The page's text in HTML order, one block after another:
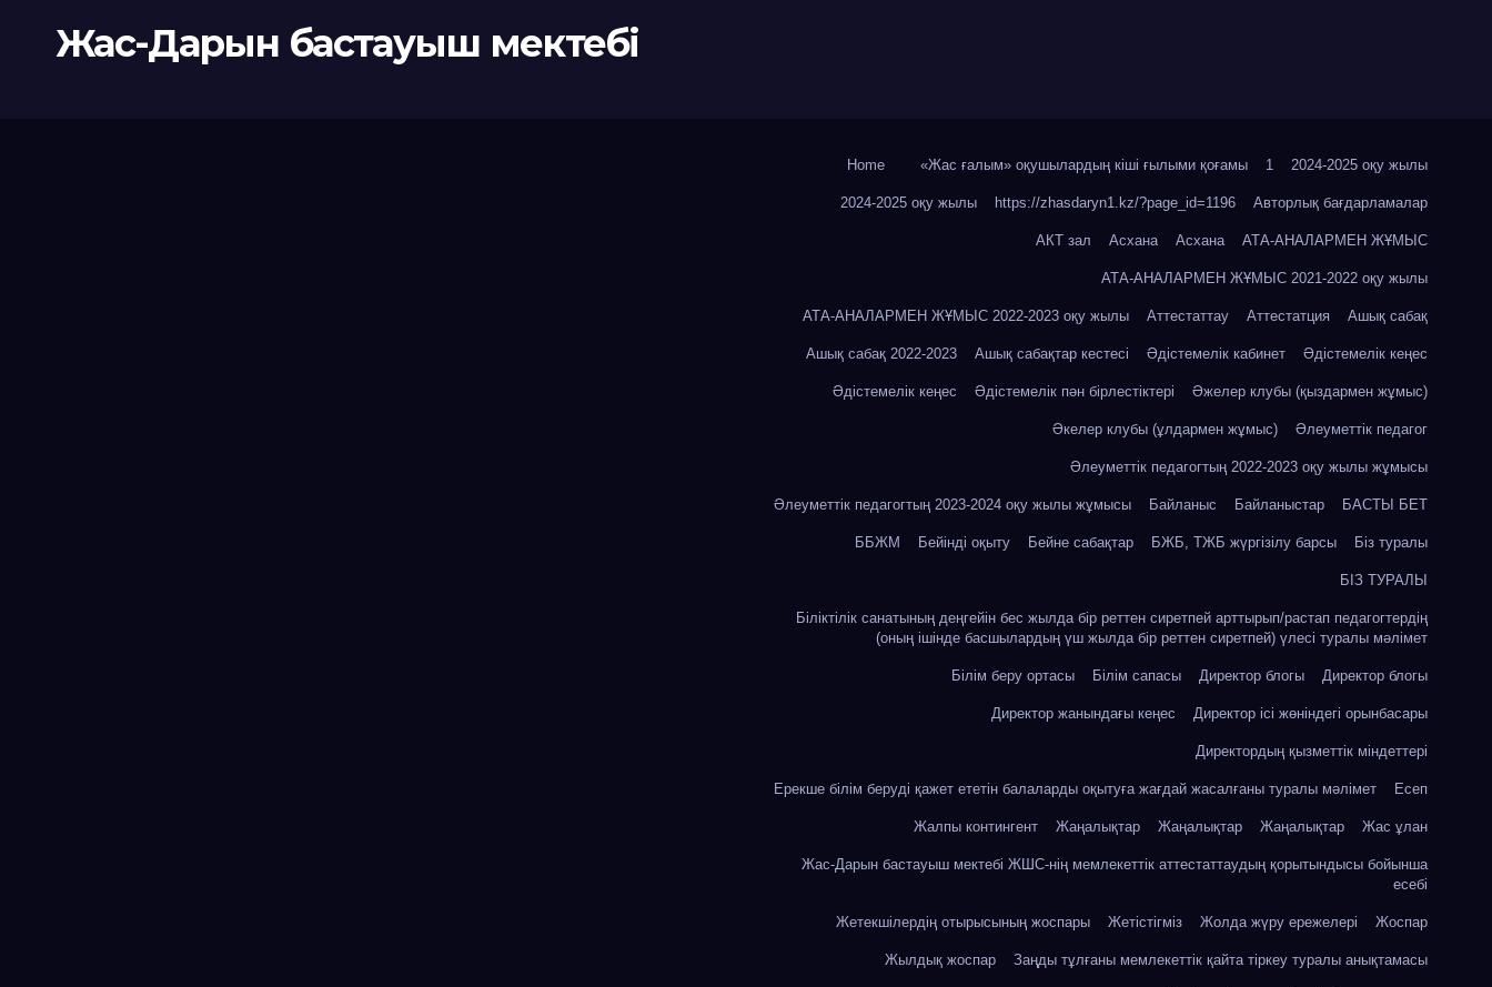
Жас-Дарын бастауыш мектебі
Home «Жас ғалым» оқушылардың кіші ғылыми қоғамы 1 2024-2025 оқу жылы
2024-2025 оқу жылы https://zhasdaryn1.kz/?page_id=1196 Авторлық бағдарламалар
АКТ зал Асхана Асхана АТА-АНАЛАРМЕН ЖҰМЫС
АТА-АНАЛАРМЕН ЖҰМЫС 2021-2022 оқу жылы
АТА-АНАЛАРМЕН ЖҰМЫС 2022-2023 оқу жылы Аттестаттау Аттестатция Ашық сабақ
Ашық сабақ 2022-2023 Ашық сабақтар кестесі Әдістемелік кабинет Әдістемелік кеңес
Әдістемелік кеңес Әдістемелік пән бірлестіктері Әжелер клубы (қыздармен жұмыс)
Әкелер клубы (ұлдармен жұмыс) Әлеуметтік педагог
Әлеуметтік педагогтың 2022-2023 оқу жылы жұмысы
Әлеуметтік педагогтың 2023-2024 оқу жылы жұмысы Байланыс Байланыстар БАСТЫ БЕТ
ББЖМ Бейінді оқыту Бейне сабақтар БЖБ, ТЖБ жүргізілу барсы Біз туралы
БІЗ ТУРАЛЫ
Біліктілік санатының деңгейін бес жылда бір реттен сиретпей арттырып/растап педагогтердің
(оның ішінде басшылардың үш жылда бір реттен сиретпей) үлесі туралы мәлімет
Білім беру ортасы Білім сапасы Директор блогы Директор блогы
Директор жанындағы кеңес Директор ісі жөніндегі орынбасары
Директордың қызметтік міндеттері
Ерекше білім беруді қажет ететін балаларды оқытуға жағдай жасалғаны туралы мәлімет Есеп
Жалпы контингент Жаңалықтар Жаңалықтар Жаңалықтар Жас ұлан
Жас-Дарын бастауыш мектебі ЖШС-нің мемлекеттік аттестаттаудың қорытындысы бойынша
есебі
Жетекшілердің отырысының жоспары Жетістігміз Жолда жүру ережелері Жоспар
Жылдық жоспар Заңды тұлғаны мемлекеттік қайта тіркеу туралы анықтамасы